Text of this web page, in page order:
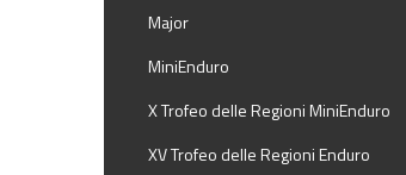
Major
MiniEnduro
X Trofeo delle Regioni MiniEnduro
XV Trofeo delle Regioni Enduro